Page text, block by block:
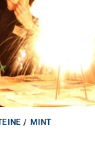
/ MINT